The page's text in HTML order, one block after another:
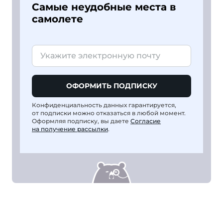
Самые неудобные места в
самолете
ОФОРМИТЬ ПОДПИСКУ
Конфиденциальность данных гарантируется,
от подписки можно отказаться в любой момент.
Оформляя подписку, вы даете Согласие
на получение рассылки.